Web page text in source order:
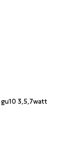
3,5,7watt